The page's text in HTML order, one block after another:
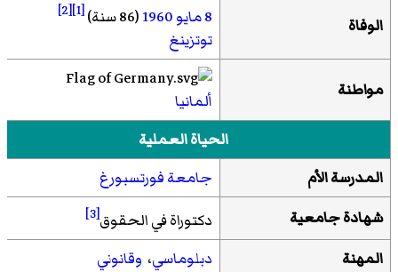
الوفاة 8 مايو 1960(86 سنة) [1]
[2]
توتزينغ
مواطنة
ألمانيا
الحياة العملية
المدرسة الأم
جامعة فورتسبورغ
شهادة جامعية
دكتوراة في الحقوق[3]
المهنة دبلوماسي، وقانوني